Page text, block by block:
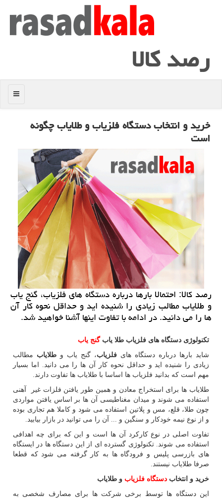
رصد كالا
منو
خرید و انتخاب دستگاه فلزیاب و طلایاب چگونه
است
رصد كالا: احتمالا بارها درباره دستگاه های فلزیاب، گنج یاب
و طلایاب مطالب زیادی را شنیده اید و حداقل نحوه كار آن
ها را می دانید. در ادامه با تفاوت اینها آشنا خواهید شد.
تکنولوژی دستگاه‌ های فلزیاب طلا یابگنج‌ یاب
شاید بارها درباره دستگاه های فلزیاب، گنج یاب و طلایاب مطالب
زیادی را شنیده اید و حداقل نحوه کار آن ها را می دانید. اما بسیار
مهم است که بدانید فلزیاب ها اساسا با طلایاب ها تفاوت دارند.
طلایاب ها برای استخراج معادن و همین طور یافتن فلزات غیر آهنی
استفاده می شوند و میدان مغناطیسی آن ها بر اساس یافتن مواردی
چون طلا، قلع، مس و پلاتین استفاده می شود و کاملا هم تجاری بوده
و از نوع نیمه خودکار و سنگین و ... آن را می توانید در بازار بیابید.
تفاوت اصلی در نوع کارکرد آن ها است و این که برای چه اهدافی
استفاده می شوند. تکنولوژی گسترده ای از این دستگاه ها در ایستگاه
های بازرسی پلیس و فرودگاه ها به کار گرفته می شود که قطعا
صرفا طلایاب نیستند.
خرید و انتخاب دستگاه فلزیاب و طلایاب
این دستگاه ها توسط برخی شرکت ها برای مصارف شخصی به